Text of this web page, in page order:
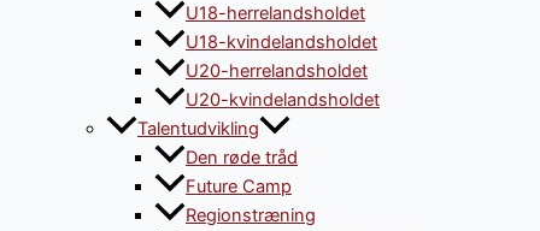
U18-herrelandsholdet
U18-kvindelandsholdet
U20-herrelandsholdet
U20-kvindelandsholdet
Talentudvikling
Den røde tråd
Future Camp
Regionstræning